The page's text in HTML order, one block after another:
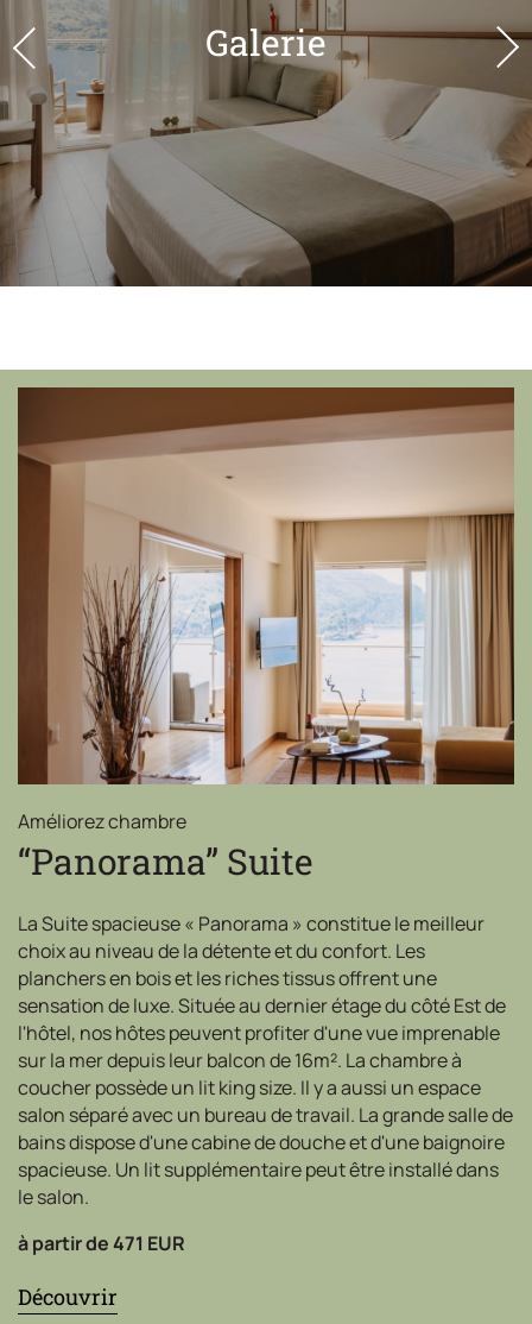
Galerie
Améliorez chambre
“Panorama” Suite
La Suite spacieuse « Panorama » constitue le meilleur
choix au niveau de la détente et du confort. Les
planchers en bois et les riches tissus offrent une
sensation de luxe. Située au dernier étage du côté Est de
l'hôtel, nos hôtes peuvent profiter d'une vue imprenable
sur la mer depuis leur balcon de 16m². La chambre à
coucher possède un lit king size. Il y a aussi un espace
salon séparé avec un bureau de travail. La grande salle de
bains dispose d'une cabine de douche et d'une baignoire
spacieuse. Un lit supplémentaire peut être installé dans
le salon.
à partir de471 EUR
Découvrir